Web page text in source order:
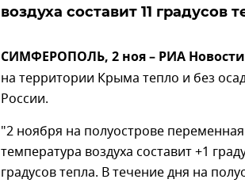
воздуха составит 11 градусов
СИМФЕРОПОЛЬ, 2 ноя – РИА
на территории Крыма тепло и без
России.
"2 ноября на полуострове
температура воздуха составит +1
градусов тепла. В течение дня на